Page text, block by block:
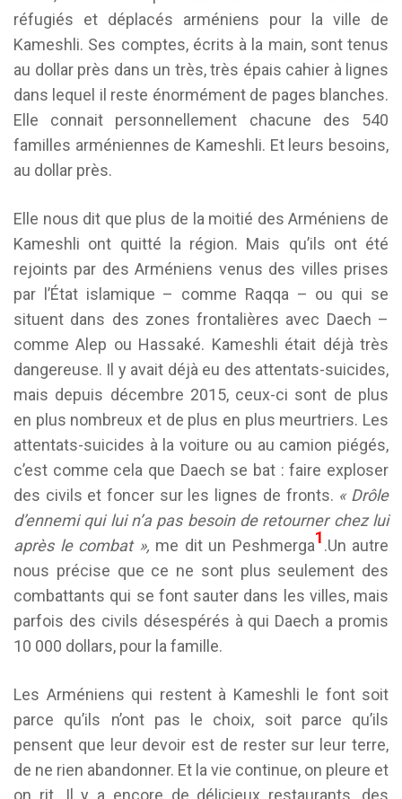
réfugiés et déplacés arméniens pour la ville de
Kameshli. Ses comptes, écrits à la main, sont tenus
au dollar près dans un très, très épais cahier à lignes
dans lequel il reste énormément de pages blanches.
Elle connait personnellement chacune des 540
familles arméniennes de Kameshli. Et leurs besoins,
au dollar près.
Elle nous dit que plus de la moitié des Arméniens de
Kameshli ont quitté la région. Mais qu’ils ont été
rejoints par des Arméniens venus des villes prises
par l’État islamique – comme Raqqa – ou qui se
situent dans des zones frontalières avec Daech –
comme Alep ou Hassaké. Kameshli était déjà très
dangereuse. Il y avait déjà eu des attentats-suicides,
mais depuis décembre 2015, ceux-ci sont de plus
en plus nombreux et de plus en plus meurtriers. Les
attentats-suicides à la voiture ou au camion piégés,
c’est comme cela que Daech se bat : faire exploser
des civils et foncer sur les lignes de fronts. « Drôle
d’ennemi qui lui n’a pas besoin de retourner chez lui
après le combat », me dit un Peshmerga1.Un autre
nous précise que ce ne sont plus seulement des
combattants qui se font sauter dans les villes, mais
parfois des civils désespérés à qui Daech a promis
10 000 dollars, pour la famille.
Les Arméniens qui restent à Kameshli le font soit
parce qu’ils n’ont pas le choix, soit parce qu’ils
pensent que leur devoir est de rester sur leur terre,
de ne rien abandonner. Et la vie continue, on pleure et
on rit. Il y a encore de délicieux restaurants, des